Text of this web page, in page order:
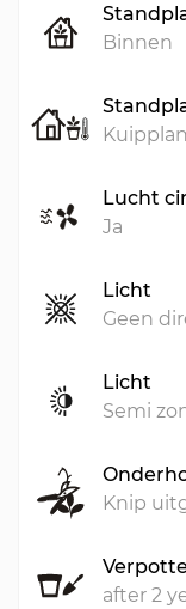
Binnen
Lucht
Ja
Licht
Geen
Licht
Semi
Knip
after 2